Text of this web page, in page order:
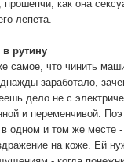
прошепчи, как она
лепета.
рутину
самое, что чинить
заработало,
дело не с
и переменчивой.
в одном и том же месте
на коже. Ей